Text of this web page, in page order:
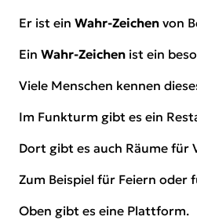
Er ist einWahr-Zeichen von
EinWahr-Zeichen ist ein
Viele Menschen kennen
Im Funkturm gibt es ein
Dort gibt es auch Räume für
Zum Beispiel für Feiern oder
Oben gibt es eine Plattform.